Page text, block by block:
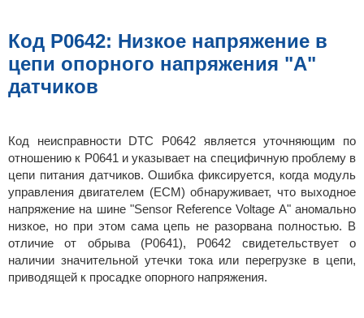
щ
е
и
е
Код P0642: Низкое напряжение в
цепи опорного напряжения "А"
датчиков
Код неисправности DTC P0642 является уточняющим по
отношению к P0641 и указывает на специфичную проблему в
цепи питания датчиков. Ошибка фиксируется, когда модуль
управления двигателем (ECM) обнаруживает, что выходное
напряжение на шине "Sensor Reference Voltage A" аномально
низкое, но при этом сама цепь не разорвана полностью. В
отличие от обрыва (P0641), P0642 свидетельствует о
наличии значительной утечки тока или перегрузке в цепи,
приводящей к просадке опорного напряжения.